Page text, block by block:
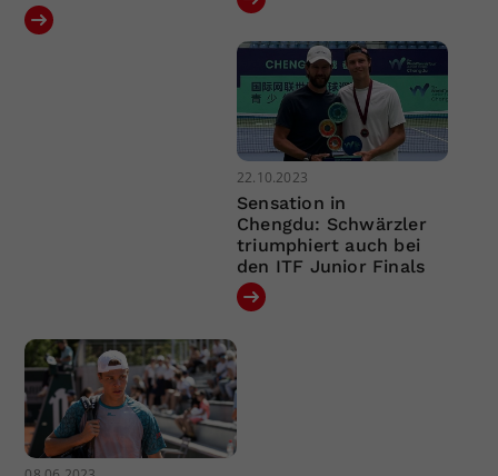
22.10.2023
Sensation in
Chengdu: Schwärzler
triumphiert auch bei
den ITF Junior Finals